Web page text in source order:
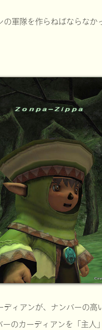
軍隊を作らねばならなか
ディアンが、ナンバーの
のカーディアンを「主人